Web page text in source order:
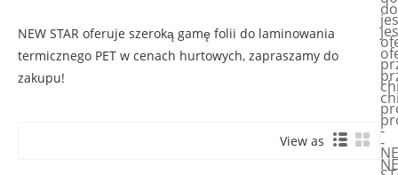
NEW STAR oferuje szeroką gamę folii do laminowania
termicznego PET w cenach hurtowych, zapraszamy do
zakupu!
View as
-
-